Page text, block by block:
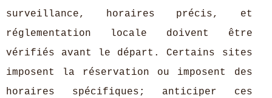
surveillance, horaires précis, et
réglementation locale doivent être
vérifiés avant le départ. Certains sites
imposent la réservation ou imposent des
horaires spécifiques; anticiper ces